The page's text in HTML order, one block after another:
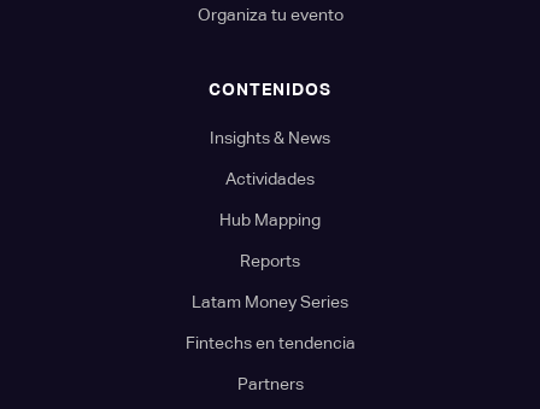
Organiza tu evento
CONTENIDOS
Insights & News
Actividades
Hub Mapping
Reports
Latam Money Series
Fintechs en tendencia
Partners